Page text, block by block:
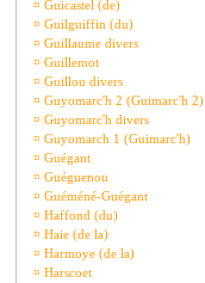
¤ Guicastel (de)
¤ Guilguiffin (du)
¤ Guillaume divers
¤ Guillemot
¤ Guillou divers
¤ Guyomarc'h 2 (Guimarc'h 2)
¤ Guyomarc'h divers
¤ Guyomarch 1 (Guimarc'h)
¤ Guégant
¤ Guéguenou
¤ Guéméné-Guégant
¤ Haffond (du)
¤ Haie (de la)
¤ Harmoye (de la)
¤ Harscoet